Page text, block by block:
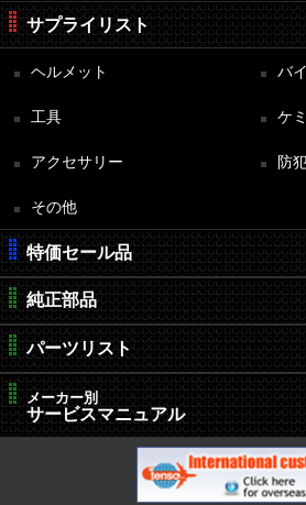
サプライリスト
ヘルメット バ
工具 ケ
アクセサリー 防
その他
特価セール品
純正部品
パーツリスト
メーカー別
サービスマニュアル